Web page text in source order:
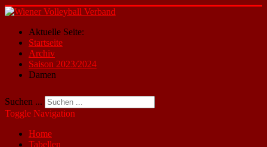
Aktuelle Seite:
Startseite
Archiv
Saison 2023/2024
Damen
Suchen ...
Toggle Navigation
Home
Tabellen